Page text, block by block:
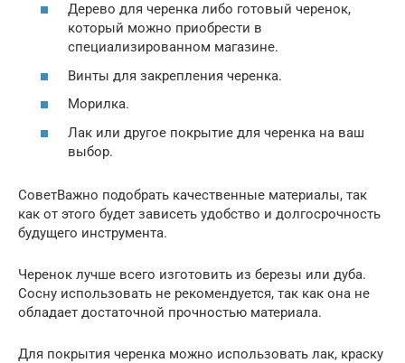
Дерево для черенка либо готовый черенок,
который можно приобрести в
специализированном магазине.
Винты для закрепления черенка.
Морилка.
Лак или другое покрытие для черенка на ваш
выбор.
СоветВажно подобрать качественные материалы, так
как от этого будет зависеть удобство и долгосрочность
будущего инструмента.
Черенок лучше всего изготовить из березы или дуба.
Сосну использовать не рекомендуется, так как она не
обладает достаточной прочностью материала.
Для покрытия черенка можно использовать лак, краску